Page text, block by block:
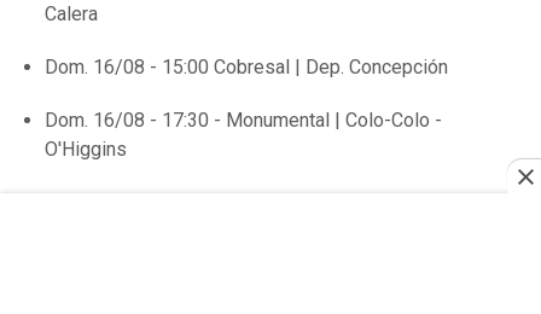
Calera
Dom. 16/08 - 15:00 Cobresal | Dep. Concepción
Dom. 16/08 - 17:30 - Monumental | Colo-Colo -
O'Higgins